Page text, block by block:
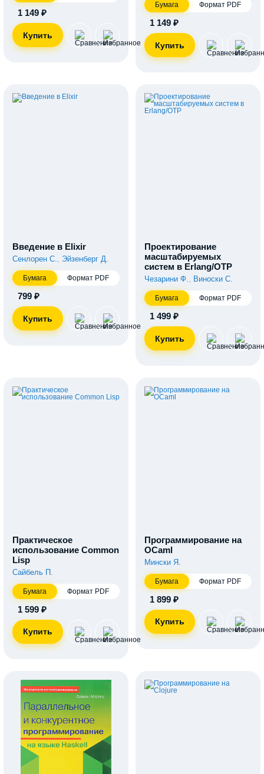
1 149 ₽
Бумага Формат PDF
1 149 ₽
Введение в Elixir
Сенлорен С., Эйзенберг Д.
Бумага Формат PDF
799 ₽
Проектирование
масштабируемых
систем в Erlang/ОТР
Чезарини Ф., Виноски С.
Бумага Формат PDF
1 499 ₽
Практическое
использование Common
Lisp
Сайбель П.
Бумага Формат PDF
1 599 ₽
Программирование на
OCaml
Мински Я.
Бумага Формат PDF
1 899 ₽